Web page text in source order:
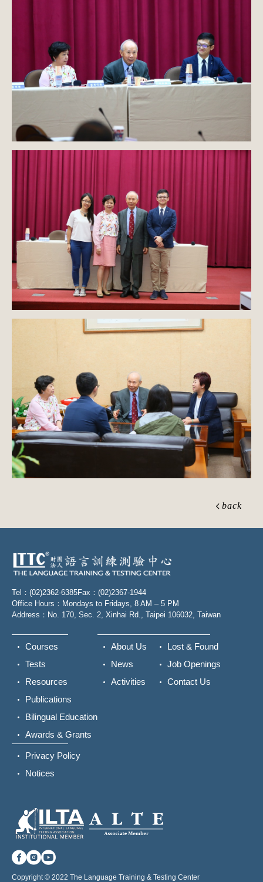
back
Tel：(02)2362-6385Fax：(02)2367-1944
Office Hours：Mondays to Fridays, 8 AM – 5 PM
Address：No. 170, Sec. 2, Xinhai Rd., Taipei 106032, Taiwan
Courses
Tests
Resources
Publications
Bilingual Education
Awards & Grants
About Us
News
Activities
Lost & Found
Job Openings
Contact Us
Privacy Policy
Notices
Copyright © 2022 The Language Training & Testing Center